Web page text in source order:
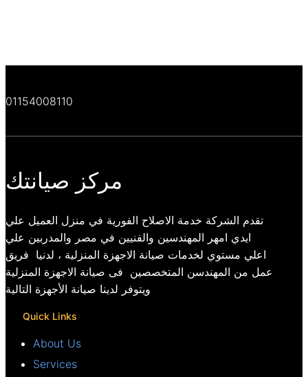
01154008110
مركز صيانتك
تقدم الشركة خدمة الاصلاح الفورية في منزل العميل علي
ايدي امهر المهندسين والفنيين في مصر والمدربين علي
اعلي مستوي لخدمات صيانة الاجهزة المنزلية ، لدنيا فريق
عمل من المهندسن المتخصصين فى صيانة الاجهزة المنزلية
ويتوفر لدينا صيانة الأجهزة التالية
Quick Links
About Us
Services